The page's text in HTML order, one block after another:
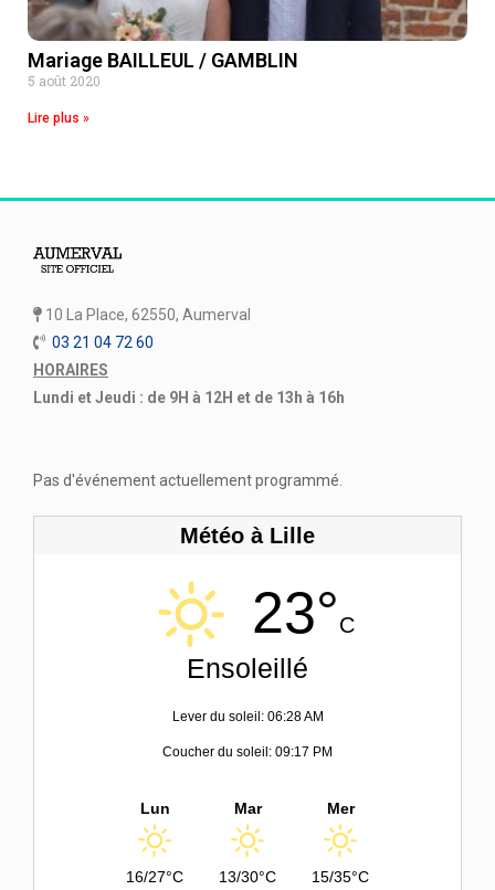
Mariage BAILLEUL / GAMBLIN
5 août 2020
Lire plus »
10 La Place, 62550, Aumerval
03 21 04 72 60
HORAIRES
Lundi et Jeudi : de 9H à 12H et de 13h à 16h
Pas d'événement actuellement programmé.
Météo à Lille
23°C
Ensoleillé
Lever du soleil: 06:28 AM
Coucher du soleil: 09:17 PM
Lun
16/27°C
Mar
13/30°C
Mer
15/35°C